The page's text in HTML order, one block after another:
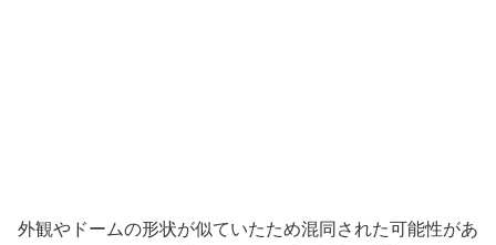
外観やドームの形状が似ていたため混同された可能性があ